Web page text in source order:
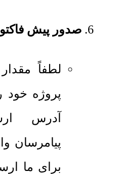
صدور پیش
لطفاً
پروژه خود
آدرس
پیامرسان
برای ما